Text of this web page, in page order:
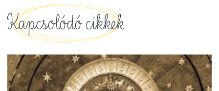
Kapcsolódó cikkek